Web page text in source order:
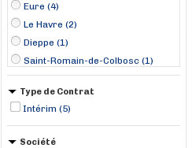
Eure (4)
Le Havre (2)
Dieppe (1)
Saint-Romain-de-Colbosc (1)
Sotteville-lès-Rouen (1)
Type de Contrat
Intérim (5)
Société